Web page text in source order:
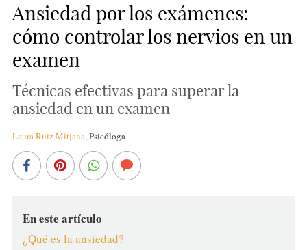
Ansiedad por los exámenes:
cómo controlar los nervios en un
examen
Técnicas efectivas para superar la
ansiedad en un examen
Laura Ruiz Mitjana,Psicóloga
En este artículo
¿Qué es la ansiedad?